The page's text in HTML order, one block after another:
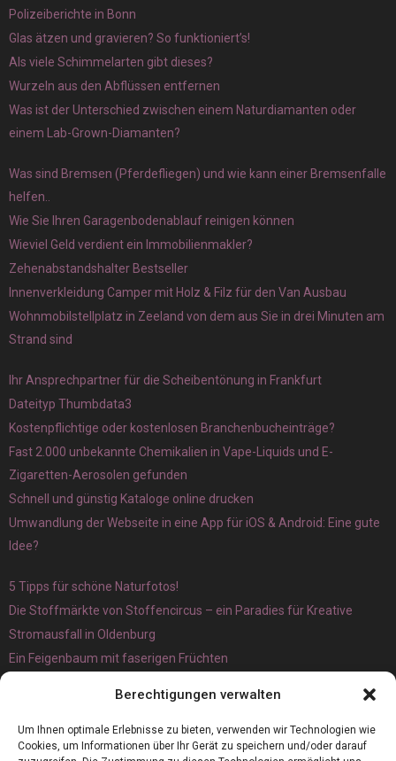
Berechtigungen verwalten
Um Ihnen optimale Erlebnisse zu bieten, verwenden wir Technologien wie
Cookies, um Informationen über Ihr Gerät zu speichern und/oder darauf
Polizeiberichte in Bonn
Glas ätzen und gravieren? So funktioniert’s!
Als viele Schimmelarten gibt dieses?
Wurzeln aus den Abflüssen entfernen
Was ist der Unterschied zwischen einem Naturdiamanten oder
einem Lab-Grown-Diamanten?
Was sind Bremsen (Pferdefliegen) und wie kann einer Bremsenfalle
helfen..
Wie Sie Ihren Garagenbodenablauf reinigen können
Wieviel Geld verdient ein Immobilienmakler?
Zehenabstandshalter Bestseller
Innenverkleidung Camper mit Holz & Filz für den Van Ausbau
Wohnmobilstellplatz in Zeeland von dem aus Sie in drei Minuten am
Strand sind
Ihr Ansprechpartner für die Scheibentönung in Frankfurt
Dateityp Thumbdata3
Kostenpflichtige oder kostenlosen Branchenbucheinträge?
Fast 2.000 unbekannte Chemikalien in Vape-Liquids und E-
Zigaretten-Aerosolen gefunden
Schnell und günstig Kataloge online drucken
Umwandlung der Webseite in eine App für iOS & Android: Eine gute
Idee?
5 Tipps für schöne Naturfotos!
Die Stoffmärkte von Stoffencircus – ein Paradies für Kreative
Stromausfall in Oldenburg
Ein Feigenbaum mit faserigen Früchten
Magnetangeln